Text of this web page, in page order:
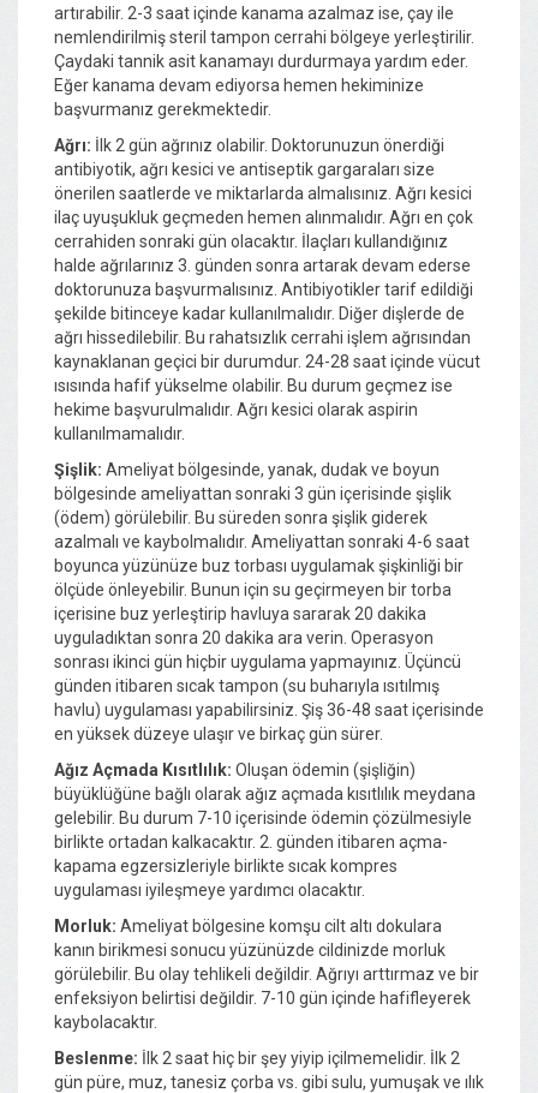
artırabilir. 2-3 saat içinde kanama azalmaz ise, çay ile
nemlendirilmiş steril tampon cerrahi bölgeye yerleştirilir.
Çaydaki tannik asit kanamayı durdurmaya yardım eder.
Eğer kanama devam ediyorsa hemen hekiminize
başvurmanız gerekmektedir.
Ağrı: İlk 2 gün ağrınız olabilir. Doktorunuzun önerdiği
antibiyotik, ağrı kesici ve antiseptik gargaraları size
önerilen saatlerde ve miktarlarda almalısınız. Ağrı kesici
ilaç uyuşukluk geçmeden hemen alınmalıdır. Ağrı en çok
cerrahiden sonraki gün olacaktır. İlaçları kullandığınız
halde ağrılarınız 3. günden sonra artarak devam ederse
doktorunuza başvurmalısınız. Antibiyotikler tarif edildiği
şekilde bitinceye kadar kullanılmalıdır. Diğer dişlerde de
ağrı hissedilebilir. Bu rahatsızlık cerrahi işlem ağrısından
kaynaklanan geçici bir durumdur. 24-28 saat içinde vücut
ısısında hafif yükselme olabilir. Bu durum geçmez ise
hekime başvurulmalıdır. Ağrı kesici olarak aspirin
kullanılmamalıdır.
Şişlik: Ameliyat bölgesinde, yanak, dudak ve boyun
bölgesinde ameliyattan sonraki 3 gün içerisinde şişlik
(ödem) görülebilir. Bu süreden sonra şişlik giderek
azalmalı ve kaybolmalıdır. Ameliyattan sonraki 4-6 saat
boyunca yüzünüze buz torbası uygulamak şişkinliği bir
ölçüde önleyebilir. Bunun için su geçirmeyen bir torba
içerisine buz yerleştirip havluya sararak 20 dakika
uyguladıktan sonra 20 dakika ara verin. Operasyon
sonrası ikinci gün hiçbir uygulama yapmayınız. Üçüncü
günden itibaren sıcak tampon (su buharıyla ısıtılmış
havlu) uygulaması yapabilirsiniz. Şiş 36-48 saat içerisinde
en yüksek düzeye ulaşır ve birkaç gün sürer.
Ağız Açmada Kısıtlılık: Oluşan ödemin (şişliğin)
büyüklüğüne bağlı olarak ağız açmada kısıtlılık meydana
gelebilir. Bu durum 7-10 içerisinde ödemin çözülmesiyle
birlikte ortadan kalkacaktır. 2. günden itibaren açma-
kapama egzersizleriyle birlikte sıcak kompres
uygulaması iyileşmeye yardımcı olacaktır.
Morluk: Ameliyat bölgesine komşu cilt altı dokulara
kanın birikmesi sonucu yüzünüzde cildinizde morluk
görülebilir. Bu olay tehlikeli değildir. Ağrıyı arttırmaz ve bir
enfeksiyon belirtisi değildir. 7-10 gün içinde hafifleyerek
kaybolacaktır.
Beslenme: İlk 2 saat hiç bir şey yiyip içilmemelidir. İlk 2
gün püre, muz, tanesiz çorba vs. gibi sulu, yumuşak ve ılık